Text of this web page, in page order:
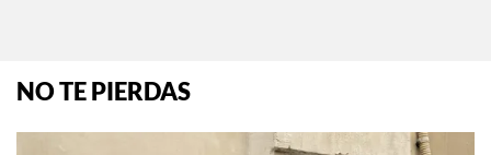
NO TE PIERDAS